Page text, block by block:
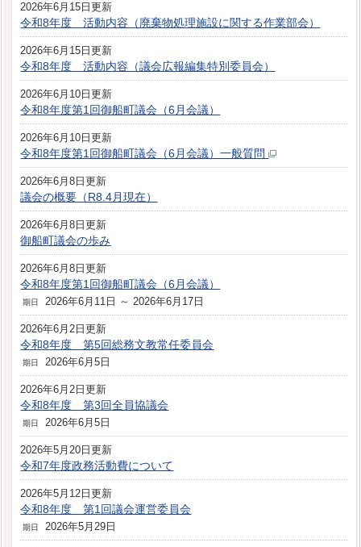
2026年6月15日更新
令和8年度 活動内容（廃棄物処理施設に関する作業部会）
2026年6月15日更新
令和8年度 活動内容（議会広報編集特別委員会）
2026年6月10日更新
令和8年度第1回御船町議会（6月会議）
2026年6月10日更新
令和8年度第1回御船町議会（6月会議）一般質問
2026年6月8日更新
議会の概要（R8.4月現在）
2026年6月8日更新
御船町議会の歩み
2026年6月8日更新
令和8年度第1回御船町議会（6月会議）
期日 2026年6月11日 ～ 2026年6月17日
2026年6月2日更新
令和8年度 第5回総務文教常任委員会
期日 2026年6月5日
2026年6月2日更新
令和8年度 第3回全員協議会
期日 2026年6月5日
2026年5月20日更新
令和7年度政務活動費について
2026年5月12日更新
令和8年度 第1回議会運営委員会
期日 2026年5月29日